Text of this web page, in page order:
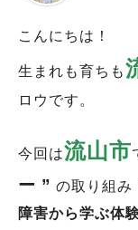
こんにちは！
生まれも育ちも
ロウです。
今回は流山市
ー ” の取り組み
障害から学ぶ体